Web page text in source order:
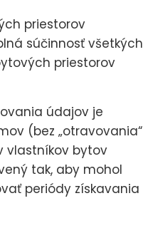
priestorov
súčinnosť všetkých
priestorov
údajov je
(bez „otravovania“
vlastníkov bytov
tak, aby mohol
periódy získavania